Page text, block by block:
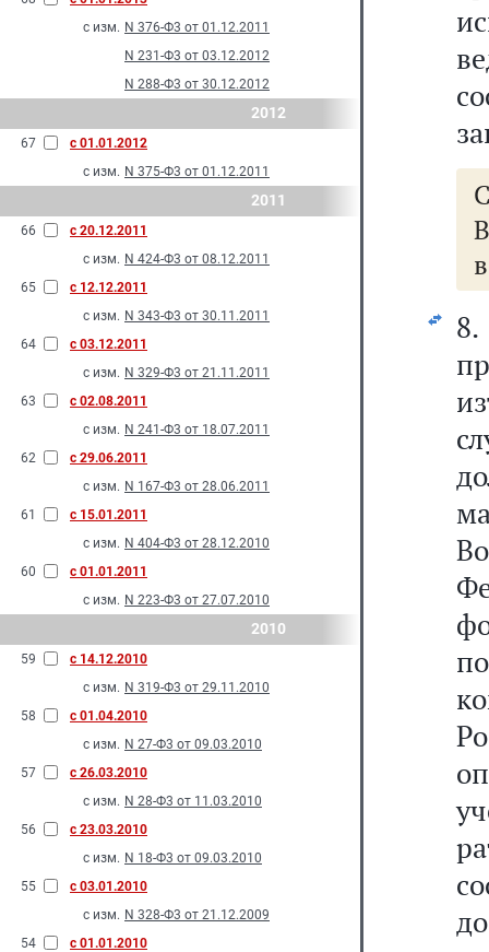
с изм. N 376-Ф3 от 01.12.2011
N 231-Ф3 от 03.12.2012
N 288-Ф3 от 30.12.2012
2012
67
с 01.01.2012
с изм. N 375-Ф3 от 01.12.2011
2011
66
с 20.12.2011
с изм. N 424-Ф3 от 08.12.2011
65
с 12.12.2011
с изм. N 343-Ф3 от 30.11.2011
64
с 03.12.2011
с изм. N 329-Ф3 от 21.11.2011
63
с 02.08.2011
с изм. N 241-Ф3 от 18.07.2011
62
с 29.06.2011
с изм. N 167-Ф3 от 28.06.2011
61
с 15.01.2011
с изм. N 404-Ф3 от 28.12.2010
60
с 01.01.2011
с изм. N 223-Ф3 от 27.07.2010
2010
59
с 14.12.2010
с изм. N 319-Ф3 от 29.11.2010
58
с 01.04.2010
с изм. N 27-Ф3 от 09.03.2010
57
с 26.03.2010
с изм. N 28-Ф3 от 11.03.2010
56
с 23.03.2010
с изм. N 18-Ф3 от 09.03.2010
55
с 03.01.2010
с изм. N 328-Ф3 от 21.12.2009
54
с 01.01.2010